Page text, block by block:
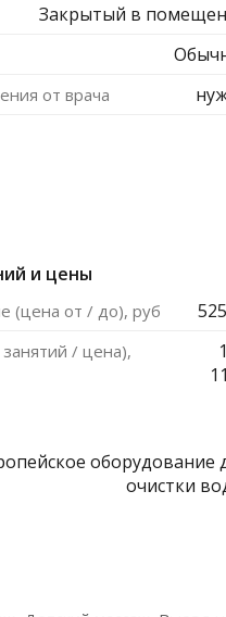
Закрытый в
от врача
и цены
(цена от / до), руб
/ цена),
оборудование
очистки